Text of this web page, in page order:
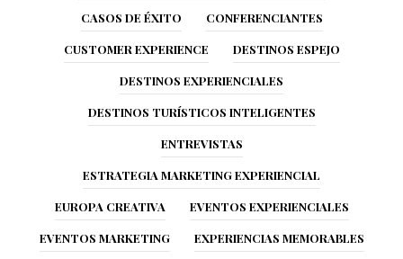
CASOS DE ÉXITO CONFERENCIANTES
CUSTOMER EXPERIENCE DESTINOS ESPEJO
DESTINOS EXPERIENCIALES
DESTINOS TURÍSTICOS INTELIGENTES
ENTREVISTAS
ESTRATEGIA MARKETING EXPERIENCIAL
EUROPA CREATIVA EVENTOS EXPERIENCIALES
EVENTOS MARKETING EXPERIENCIAS MEMORABLES